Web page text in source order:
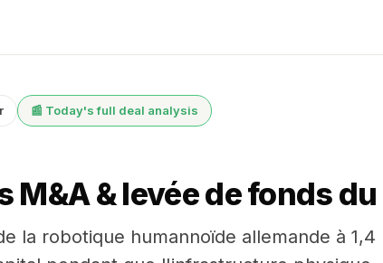
📰 Today's full deal analysis
& levée de fonds
la robotique humannoïde allemande à